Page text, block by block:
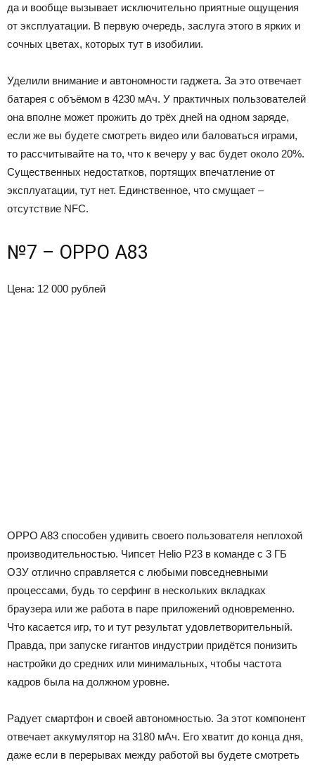
да и вообще вызывает исключительно приятные ощущения
от эксплуатации. В первую очередь, заслуга этого в ярких и
сочных цветах, которых тут в изобилии.
Уделили внимание и автономности гаджета. За это отвечает
батарея с объёмом в 4230 мАч. У практичных пользователей
она вполне может прожить до трёх дней на одном заряде,
если же вы будете смотреть видео или баловаться играми,
то рассчитывайте на то, что к вечеру у вас будет около 20%.
Существенных недостатков, портящих впечатление от
эксплуатации, тут нет. Единственное, что смущает –
отсутствие NFC.
№7 – OPPO A83
Цена: 12 000 рублей
OPPO A83 способен удивить своего пользователя неплохой
производительностью. Чипсет Helio P23 в команде с 3 ГБ
ОЗУ отлично справляется с любыми повседневными
процессами, будь то серфинг в нескольких вкладках
браузера или же работа в паре приложений одновременно.
Что касается игр, то и тут результат удовлетворительный.
Правда, при запуске гигантов индустрии придётся понизить
настройки до средних или минимальных, чтобы частота
кадров была на должном уровне.
Радует смартфон и своей автономностью. За этот компонент
отвечает аккумулятор на 3180 мАч. Его хватит до конца дня,
даже если в перерывах между работой вы будете смотреть